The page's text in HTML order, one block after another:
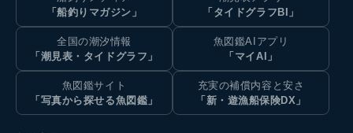
「船釣りマガジン」
「タイドグラフBI」
全国の潮汐情報
「潮見表・タイドグラフ」
魚図鑑AIアプリ
「マイAI」
魚図鑑サイト
「写真から探せる魚図鑑」
充実の補償内容と安さ
「新・遊漁船保険DX」